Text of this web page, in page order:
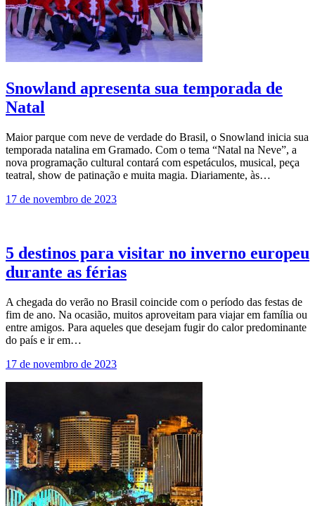
Snowland apresenta sua temporada de
Natal
Maior parque com neve de verdade do Brasil, o Snowland inicia sua
temporada natalina em Gramado. Com o tema “Natal na Neve”, a
nova programação cultural contará com espetáculos, musical, peça
teatral, show de patinação e muita magia. Diariamente, às…
17 de novembro de 2023
5 destinos para visitar no inverno europeu
durante as férias
A chegada do verão no Brasil coincide com o período das festas de
fim de ano. Na ocasião, muitos aproveitam para viajar em família ou
entre amigos. Para aqueles que desejam fugir do calor predominante
do país e ir em…
17 de novembro de 2023